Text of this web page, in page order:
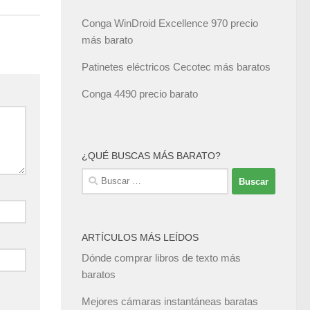
Conga WinDroid Excellence 970 precio
más barato
Patinetes eléctricos Cecotec más baratos
Conga 4490 precio barato
¿QUÉ BUSCAS MÁS BARATO?
Buscar:
ARTÍCULOS MÁS LEÍDOS
Dónde comprar libros de texto más
baratos
Mejores cámaras instantáneas baratas